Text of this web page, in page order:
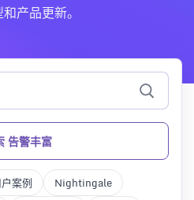
产品更新。
告警丰富
案例
Nightingale